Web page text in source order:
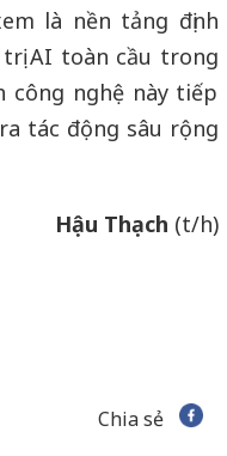
là nền tảng định
AI toàn cầu trong
nghệ này tiếp
tác động sâu rộng
Hậu Thạch (t/h)
Chia sẻ